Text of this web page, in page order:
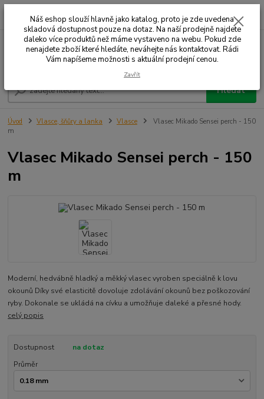
Menu
Hledat
+420 732 707 573 za
Úvod Vlasce, šňůry a lanka Vlasce
Vlasec Mikado Sensei perch - 150
m
Vlasec Mikado Sensei perch - 150
m
Moderní, hedvábně hladký a měkký vlasec vyroben speciálně k lovu
okounů Díky své elasticitě dovoluje zdolávání okounů bez poškozování
ryby. Dokonale se ukládá na cívku a umožňuje daleké a přesné hody.
celý popis
Dostupnost
na dotaz
Průměr
Náš eshop slouží hlavně jako katalog, proto je zde uvedena
skladová dostupnost pouze na dotaz. Na naší prodejně najdete
daleko více produktů než máme vystaveno na webu. Pokud zde
nenajdete zboží které hledáte, neváhejte nás kontaktovat. Rádi
Vám napíšeme možnosti s aktuální prodejní cenou.
Zavřít